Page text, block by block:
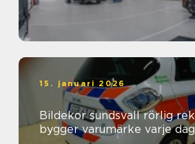
15. januari 2026
Bildekor sundsvall rörlig reklam som
bygger varumärke varje dag